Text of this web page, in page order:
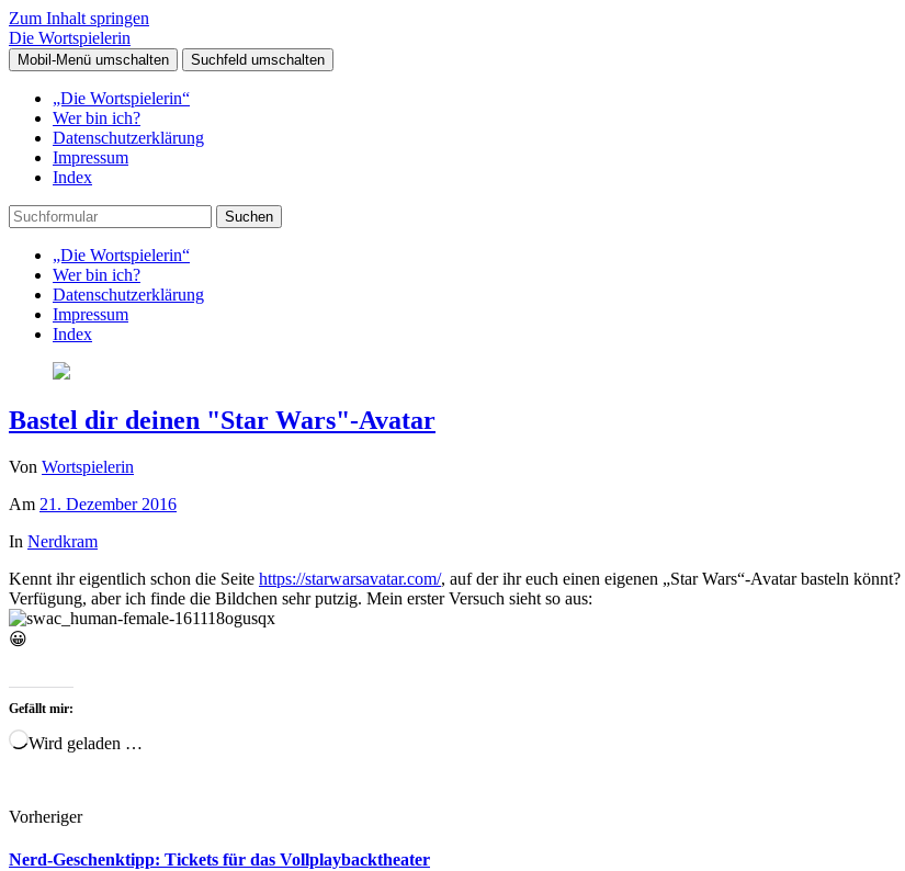
Zum Inhalt springen
Die Wortspielerin
Mobil-Menü umschalten Suchfeld umschalten
„Die Wortspielerin“
Wer bin ich?
Datenschutzerklärung
Impressum
Index
Suchen
„Die Wortspielerin“
Wer bin ich?
Datenschutzerklärung
Impressum
Index
Bastel dir deinen "Star Wars"-Avatar
Von Wortspielerin
Am 21. Dezember 2016
In Nerdkram
Kennt ihr eigentlich schon die Seite https://starwarsavatar.com/, auf der ihr euch einen eigenen „Star Wars“-Avatar basteln
Verfügung, aber ich finde die Bildchen sehr putzig. Mein erster Versuch sieht so aus:
😀
Gefällt mir:
Wird geladen …
Vorheriger
Nerd-Geschenktipp: Tickets für das Vollplaybacktheater